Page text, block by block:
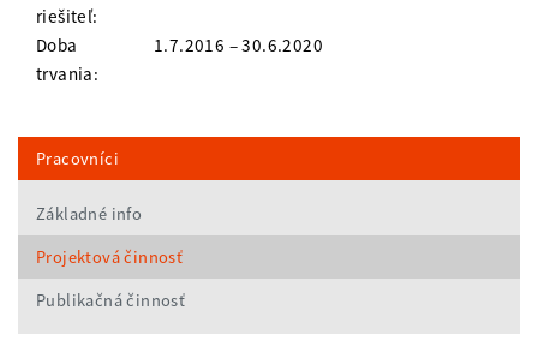
riešiteľ:
Doba
trvania:
1.7.2016 – 30.6.2020
Pracovníci
Základné info
Projektová činnosť
Publikačná činnosť